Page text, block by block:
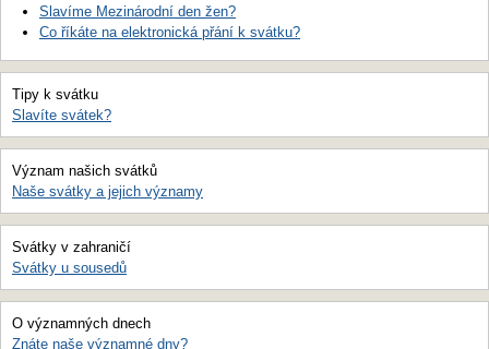
Slavíme Mezinárodní den žen?
Co říkáte na elektronická přání k svátku?
Tipy k svátku
Slavíte svátek?
Význam našich svátků
Naše svátky a jejich významy
Svátky v zahraničí
Svátky u sousedů
O významných dnech
Znáte naše významné dny?